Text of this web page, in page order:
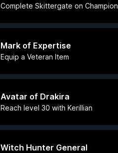
Complete Skittergate on Champion
Mark of Expertise
Equip a Veteran Item
Avatar of Drakira
Reach level 30 with Kerillian
Witch Hunter General